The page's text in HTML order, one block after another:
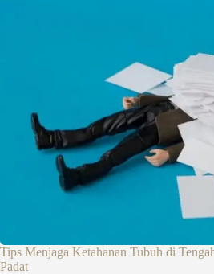
Tips Menjaga Ketahanan Tubuh di
Padat